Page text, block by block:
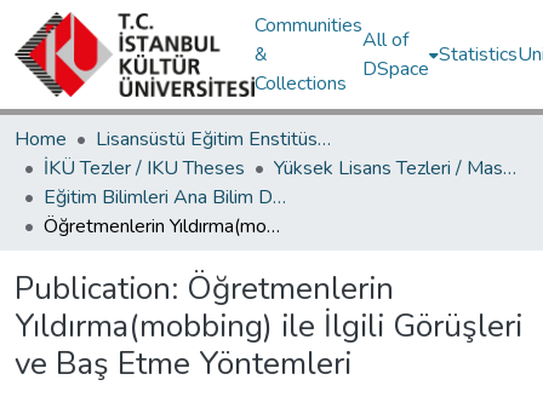
Communities
&
Collections
All of
DSpace
Statistics
Home
Lisansüstü Eğitim Enstitüsü / Postgraduate Education Institute
İKÜ Tezler / IKU Theses
Yüksek Lisans Tezleri / Master's Theses
Eğitim Bilimleri Ana Bilim Dalı / Department of Educational Sciences
Öğretmenlerin Yıldırma(mobbing) ile İlgili Görüşleri ve Baş Etme Yöntemleri
Publication: Öğretmenlerin
Yıldırma(mobbing) ile İlgili Görüşleri
ve Baş Etme Yöntemleri